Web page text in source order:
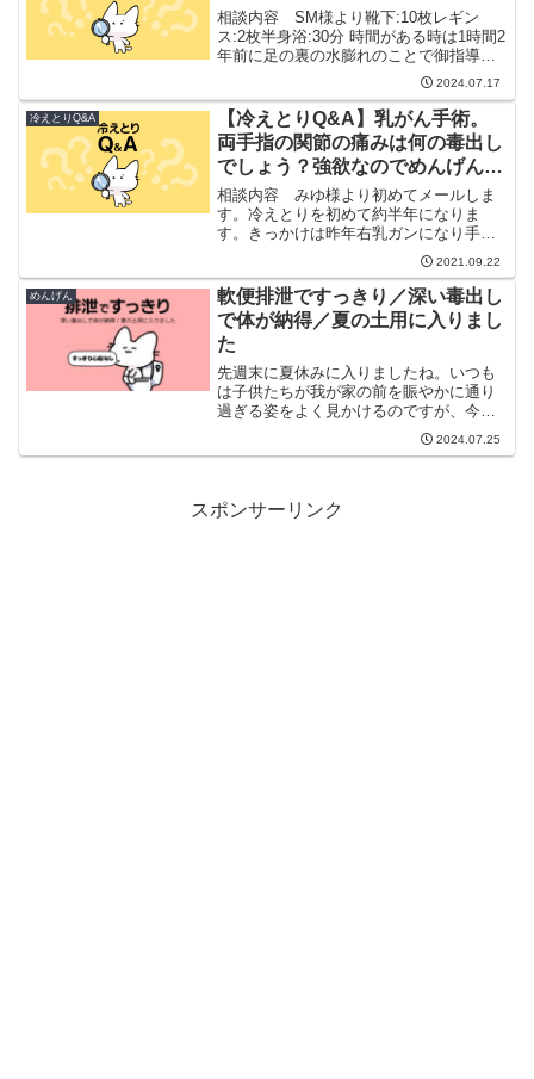
相談内容 SM様より靴下:10枚レギン
ス:2枚半身浴:30分 時間がある時は1時間2
年前に足の裏の水膨れのことで御指導頂
きましたSMです。先生の仰っしゃられた
とおり様子を見てるうち良くなりまし
た。有難うございました。冷えとりを始
めて10年が...
2024.07.17
冷えとりQ&A
【冷えとりQ&A】乳がん手術。
両手指の関節の痛みは何の毒出し
でしょう？強欲なのでめんげんが
強く出るのでしょうか？
相談内容 みゆ様より初めてメールしま
す。冷えとりを初めて約半年になりま
す。きっかけは昨年右乳ガンになり手術
抗がん剤 放射線を受けたからです。再発
予防の為女性ホルモン剤も1日1錠10年間
服用するように言われましたが処方箋だ
け貰い飲んでいませ...
2021.09.22
めんげん
軟便排泄ですっきり／深い毒出し
で体が納得／夏の土用に入りまし
た
先週末に夏休みに入りましたね。いつも
は子供たちが我が家の前を賑やかに通り
過ぎる姿をよく見かけるのですが、今は
そのような光景が少ないように思いま
す。この異常な暑さだから「熱中症」を
2024.07.25
スポンサーリンク